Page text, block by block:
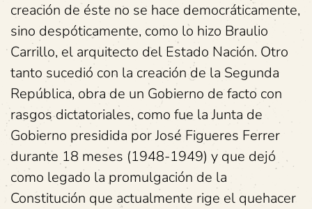
creación de éste no se hace democráticamente,
sino despóticamente, como lo hizo Braulio
Carrillo, el arquitecto del Estado Nación. Otro
tanto sucedió con la creación de la Segunda
República, obra de un Gobierno de facto con
rasgos dictatoriales, como fue la Junta de
Gobierno presidida por José Figueres Ferrer
durante 18 meses (1948-1949) y que dejó
como legado la promulgación de la
Constitución que actualmente rige el quehacer